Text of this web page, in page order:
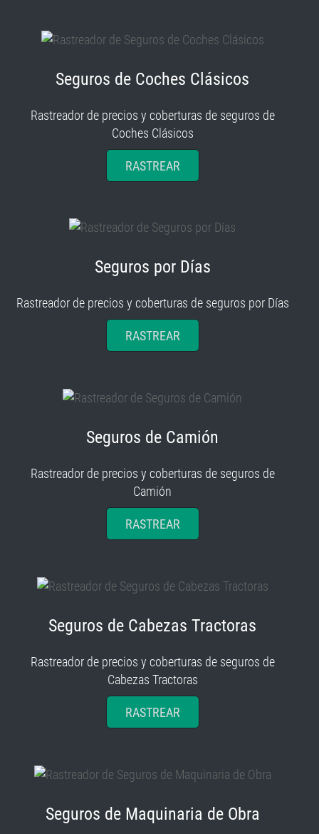
Seguros de Coches Clásicos
Rastreador de precios y coberturas de seguros de
Coches Clásicos
RASTREAR
Seguros por Días
Rastreador de precios y coberturas de seguros por Días
RASTREAR
Seguros de Camión
Rastreador de precios y coberturas de seguros de
Camión
RASTREAR
Seguros de Cabezas Tractoras
Rastreador de precios y coberturas de seguros de
Cabezas Tractoras
RASTREAR
Seguros de Maquinaria de Obra